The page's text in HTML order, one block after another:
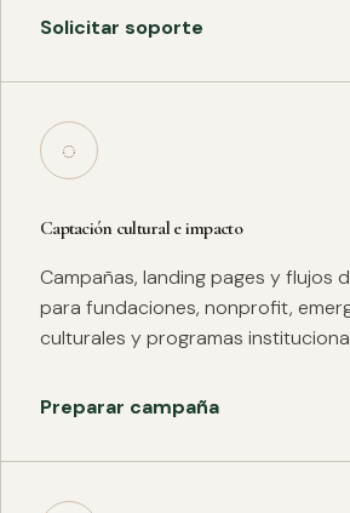
Solicitar soporte
◌
Captación cultural e impacto
Campañas, landing pages y flujos
para fundaciones, nonprofit,
culturales y programas
Preparar campaña